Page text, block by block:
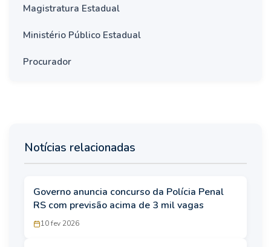
Magistratura Estadual
Ministério Público Estadual
Procurador
Notícias relacionadas
Governo anuncia concurso da Polícia Penal
RS com previsão acima de 3 mil vagas
10 fev 2026